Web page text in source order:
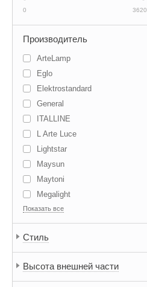
0 3620
Производитель
ArteLamp
Eglo
Elektrostandard
General
ITALLINE
L Arte Luce
Lightstar
Maysun
Maytoni
Megalight
Novotech
Vestini
К 2
Estares
Flos
Показать все
Стиль
Высота внешней части